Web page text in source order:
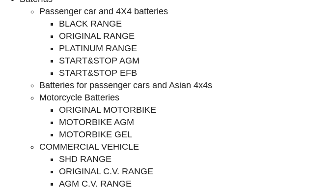
Passenger car and 4X4 batteries
BLACK RANGE
ORIGINAL RANGE
PLATINUM RANGE
START&STOP AGM
START&STOP EFB
Batteries for passenger cars and Asian 4x4s
Motorcycle Batteries
ORIGINAL MOTORBIKE
MOTORBIKE AGM
MOTORBIKE GEL
COMMERCIAL VEHICLE
SHD RANGE
ORIGINAL C.V. RANGE
AGM C.V. RANGE